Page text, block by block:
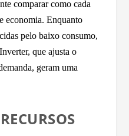
comparar como cada
economia. Enquanto
pelo baixo consumo,
que ajusta o
geram uma